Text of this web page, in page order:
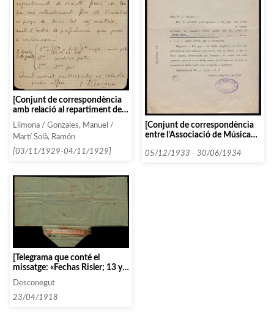
[Conjunt de correspondència
amb relació al repartiment de
localitats]
Llimona / Gonzales, Manuel /
Martí Solà, Ramón
[03/11/1929-04/11/1929]
[Conjunt de correspondència
entre l’Associació de Música
entitats que comencen amb la
05/12/1933 - 30/06/1934
[Telegrama que conté el
missatge: «Fechas Risler; 13 y
15 mayo telegrafie hoy mismo
aceptacion siendo imposible
antes trece escribame
Desconegut
23/04/1918